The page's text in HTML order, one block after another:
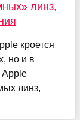
линз,
кроется
но и в
Apple
линз,